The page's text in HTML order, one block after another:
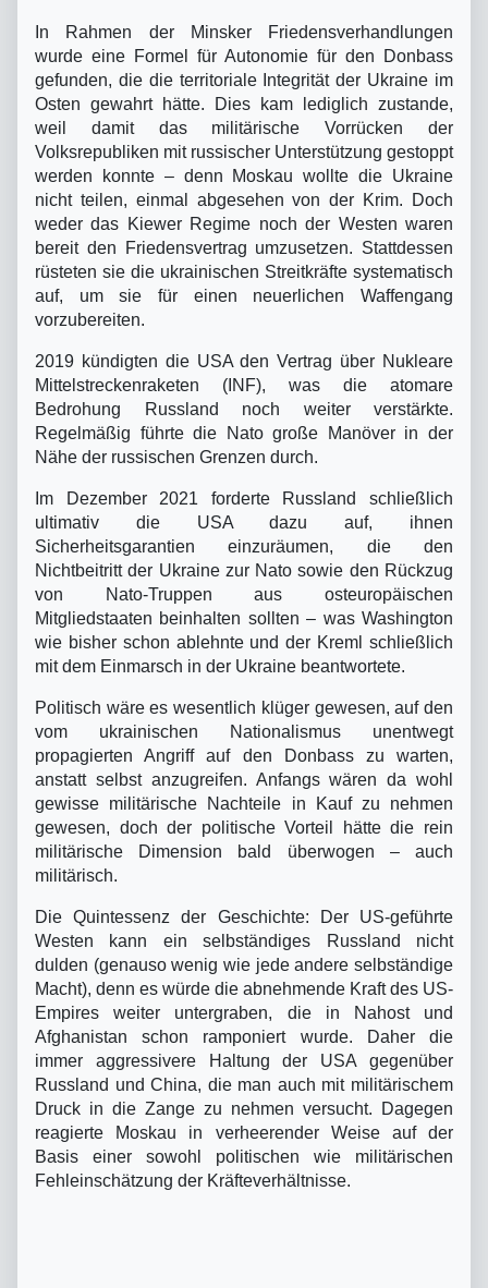
In Rahmen der Minsker Friedensverhandlungen
wurde eine Formel für Autonomie für den Donbass
gefunden, die die territoriale Integrität der Ukraine im
Osten gewahrt hätte. Dies kam lediglich zustande,
weil damit das militärische Vorrücken der
Volksrepubliken mit russischer Unterstützung gestoppt
werden konnte – denn Moskau wollte die Ukraine
nicht teilen, einmal abgesehen von der Krim. Doch
weder das Kiewer Regime noch der Westen waren
bereit den Friedensvertrag umzusetzen. Stattdessen
rüsteten sie die ukrainischen Streitkräfte systematisch
auf, um sie für einen neuerlichen Waffengang
vorzubereiten.
2019 kündigten die USA den Vertrag über Nukleare
Mittelstreckenraketen (INF), was die atomare
Bedrohung Russland noch weiter verstärkte.
Regelmäßig führte die Nato große Manöver in der
Nähe der russischen Grenzen durch.
Im Dezember 2021 forderte Russland schließlich
ultimativ die USA dazu auf, ihnen
Sicherheitsgarantien einzuräumen, die den
Nichtbeitritt der Ukraine zur Nato sowie den Rückzug
von Nato-Truppen aus osteuropäischen
Mitgliedstaaten beinhalten sollten – was Washington
wie bisher schon ablehnte und der Kreml schließlich
mit dem Einmarsch in der Ukraine beantwortete.
Politisch wäre es wesentlich klüger gewesen, auf den
vom ukrainischen Nationalismus unentwegt
propagierten Angriff auf den Donbass zu warten,
anstatt selbst anzugreifen. Anfangs wären da wohl
gewisse militärische Nachteile in Kauf zu nehmen
gewesen, doch der politische Vorteil hätte die rein
militärische Dimension bald überwogen – auch
militärisch.
Die Quintessenz der Geschichte: Der US-geführte
Westen kann ein selbständiges Russland nicht
dulden (genauso wenig wie jede andere selbständige
Macht), denn es würde die abnehmende Kraft des US-
Empires weiter untergraben, die in Nahost und
Afghanistan schon ramponiert wurde. Daher die
immer aggressivere Haltung der USA gegenüber
Russland und China, die man auch mit militärischem
Druck in die Zange zu nehmen versucht. Dagegen
reagierte Moskau in verheerender Weise auf der
Basis einer sowohl politischen wie militärischen
Fehleinschätzung der Kräfteverhältnisse.